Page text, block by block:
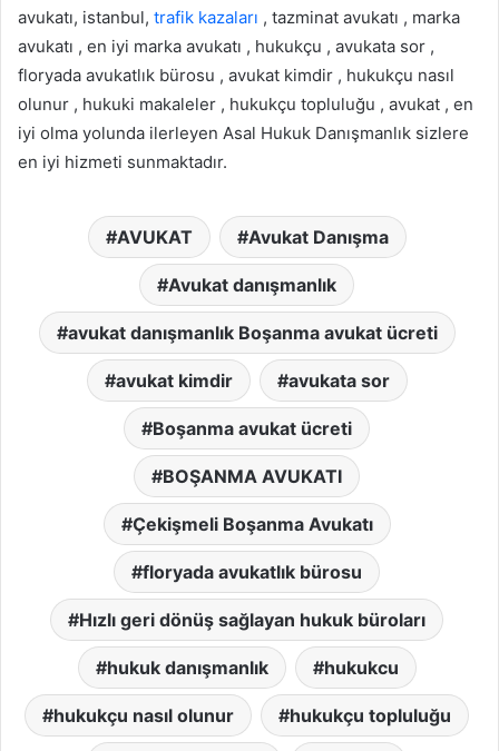
avukatı, istanbul, trafik kazaları , tazminat avukatı , marka
avukatı , en iyi marka avukatı , hukukçu , avukata sor ,
floryada avukatlık bürosu , avukat kimdir , hukukçu nasıl
olunur , hukuki makaleler , hukukçu topluluğu , avukat , en
iyi olma yolunda ilerleyen Asal Hukuk Danışmanlık sizlere
en iyi hizmeti sunmaktadır.
AVUKAT Avukat Danışma
Avukat danışmanlık
avukat danışmanlık Boşanma avukat ücreti
avukat kimdir avukata sor
Boşanma avukat ücreti
BOŞANMA AVUKATI
Çekişmeli Boşanma Avukatı
floryada avukatlık bürosu
Hızlı geri dönüş sağlayan hukuk büroları
hukuk danışmanlık hukukcu
hukukçu nasıl olunur hukukçu topluluğu